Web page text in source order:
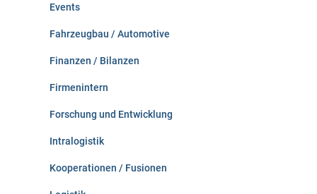
Events
Fahrzeugbau / Automotive
Finanzen / Bilanzen
Firmenintern
Forschung und Entwicklung
Intralogistik
Kooperationen / Fusionen